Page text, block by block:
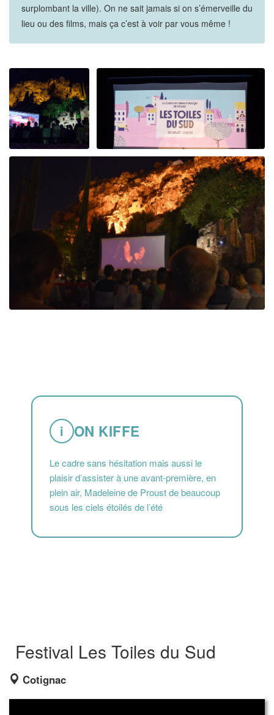
surplombant la ville). On ne sait jamais si on s’émerveille du
lieu ou des films, mais ça c’est à voir par vous même !
i ON KIFFE
Le cadre sans hésitation mais aussi le
plaisir d’assister à une avant-première, en
plein air, Madeleine de Proust de beaucoup
sous les ciels étoilés de l’été
Festival Les Toiles du Sud
Cotignac